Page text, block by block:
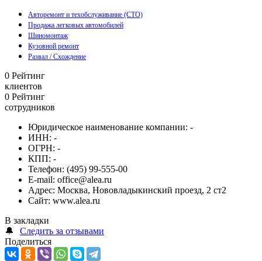
Авторемонт и техобслуживание (СТО)
Продажа легковых автомобилей
Шиномонтаж
Кузовной ремонт
Развал / Схождение
0 Рейтинг
клиентов
0 Рейтинг
сотрудников
Юридическое наименование компании: -
ИНН: -
ОГРН: -
КПП: -
Телефон: (495) 99-555-00
E-mail: office@alea.ru
Адрес: Москва, Нововладыкинский проезд, 2 ст2
Сайт: www.alea.ru
В закладки
🔔
Следить за отзывами
Поделиться